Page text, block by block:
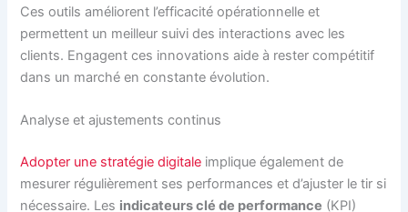
Ces outils améliorent l’efficacité opérationnelle et
permettent un meilleur suivi des interactions avec les
clients. Engagent ces innovations aide à rester compétitif
dans un marché en constante évolution.
Analyse et ajustements continus
Adopter une stratégie digitale implique également de
mesurer régulièrement ses performances et d’ajuster le tir si
nécessaire. Les indicateurs clé de performance (KPI)